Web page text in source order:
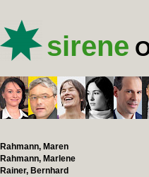
sirene
Rahmann, Maren
Rahmann, Marlene
Rainer, Bernhard